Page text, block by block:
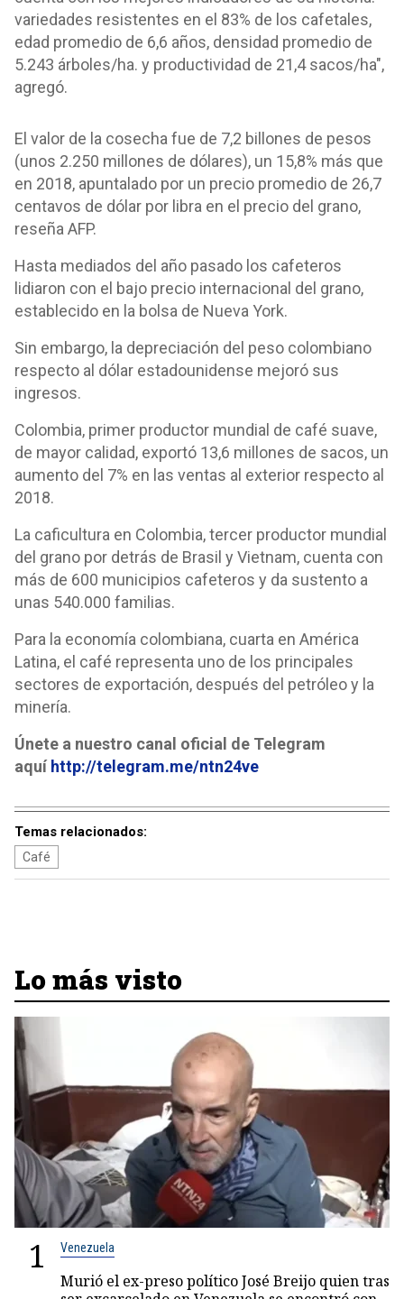
variedades resistentes en el 83% de los cafetales,
edad promedio de 6,6 años, densidad promedio de
5.243 árboles/ha. y productividad de 21,4 sacos/ha",
agregó.
El valor de la cosecha fue de 7,2 billones de pesos
(unos 2.250 millones de dólares), un 15,8% más que
en 2018, apuntalado por un precio promedio de 26,7
centavos de dólar por libra en el precio del grano,
reseña AFP.
Hasta mediados del año pasado los cafeteros
lidiaron con el bajo precio internacional del grano,
establecido en la bolsa de Nueva York.
Sin embargo, la depreciación del peso colombiano
respecto al dólar estadounidense mejoró sus
ingresos.
Colombia, primer productor mundial de café suave,
de mayor calidad, exportó 13,6 millones de sacos, un
aumento del 7% en las ventas al exterior respecto al
2018.
La caficultura en Colombia, tercer productor mundial
del grano por detrás de Brasil y Vietnam, cuenta con
más de 600 municipios cafeteros y da sustento a
unas 540.000 familias.
Para la economía colombiana, cuarta en América
Latina, el café representa uno de los principales
sectores de exportación, después del petróleo y la
minería.
Únete a nuestro canal oficial de Telegram
aquíhttp://telegram.me/ntn24ve
Temas relacionados:
Café
Lo más visto
1 Venezuela
Murió el ex-preso político José Breijo quien tras